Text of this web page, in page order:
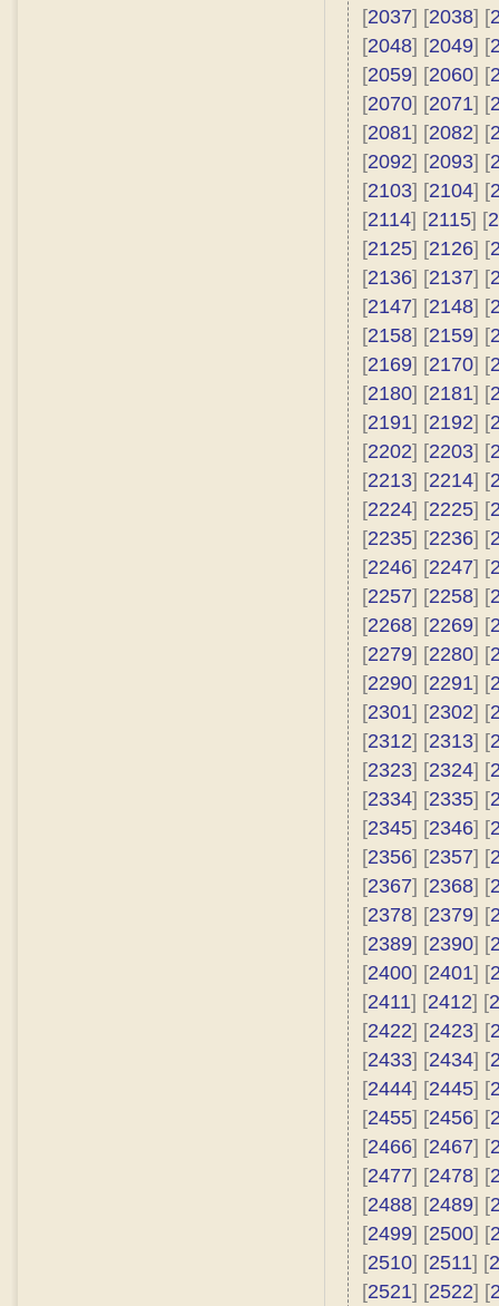
[2037] [2038] [
[2048] [2049] [
[2059] [2060] [
[2070] [2071] [
[2081] [2082] [
[2092] [2093] [
[2103] [2104] [
[2114] [2115] [
[2125] [2126] [
[2136] [2137] [
[2147] [2148] [
[2158] [2159] [
[2169] [2170] [
[2180] [2181] [
[2191] [2192] [
[2202] [2203] [
[2213] [2214] [
[2224] [2225] [
[2235] [2236] [
[2246] [2247] [
[2257] [2258] [
[2268] [2269] [
[2279] [2280] [
[2290] [2291] [
[2301] [2302] [
[2312] [2313] [
[2323] [2324] [
[2334] [2335] [
[2345] [2346] [
[2356] [2357] [
[2367] [2368] [
[2378] [2379] [
[2389] [2390] [
[2400] [2401] [
[2411] [2412] [
[2422] [2423] [
[2433] [2434] [
[2444] [2445] [
[2455] [2456] [
[2466] [2467] [
[2477] [2478] [
[2488] [2489] [
[2499] [2500] [
[2510] [2511] [
[2521] [2522] [